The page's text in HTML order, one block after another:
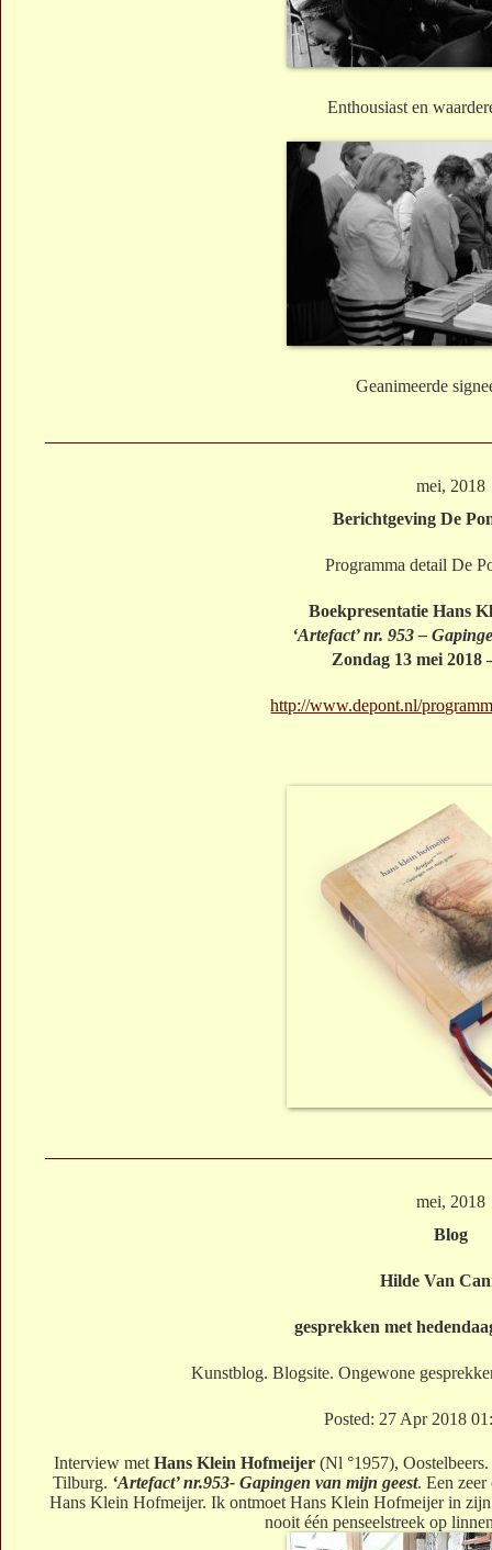
Enthousiast en
Geanimeerde
mei, 2018
Berichtgeving De
Programma detail De
Boekpresentatie Hans
‘Artefact’ nr. 953 –
Zondag 13 mei 2018
http://www.depont.nl/
mei, 2018
Blog
Hilde Van
gesprekken met
Kunstblog. Blogsite. Ongewone
Posted: 27 Apr 2018
Interview met Hans Klein Hofmeijer (Nl °1957),
Tilburg. ‘Artefact’ nr.953- Gapingen van mijn geest. Een
Hans Klein Hofmeijer. Ik ontmoet Hans Klein Hofmeijer in
nooit één penseelstreek op